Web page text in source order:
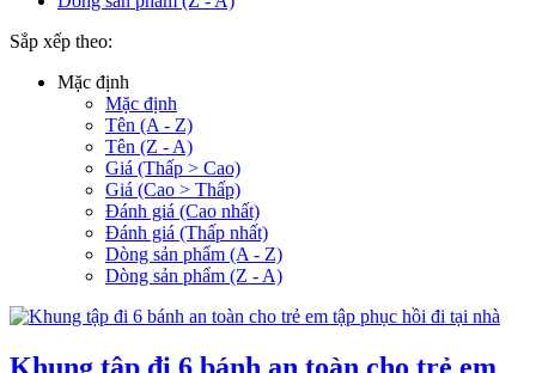
Sắp xếp theo:
Mặc định
Mặc định
Tên (A - Z)
Tên (Z - A)
Giá (Thấp > Cao)
Giá (Cao > Thấp)
Đánh giá (Cao nhất)
Đánh giá (Thấp nhất)
Dòng sản phẩm (A - Z)
Dòng sản phẩm (Z - A)
Khung tập đi 6 bánh an toàn cho trẻ em